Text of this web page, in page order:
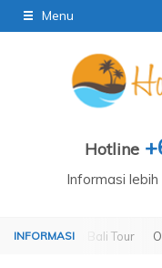
Menu
Hotline
Informasi lebih
by Pandu Bali Tour